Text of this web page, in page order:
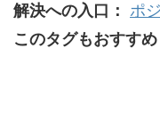
解決への入口：
ポ
このタグもおすすめ